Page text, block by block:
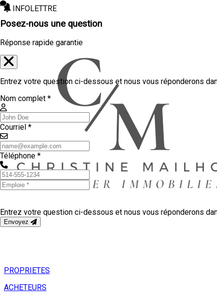
INFOLETTRE
PROPRIETES
ACHETEURS
Posez-nous une question
Réponse rapide garantie
Entrez votre question ci-dessous et nous vous réponderons
Nom complet *
Courriel *
Téléphone *
Entrez votre question ci-dessous et nous vous réponderons
Envoyez